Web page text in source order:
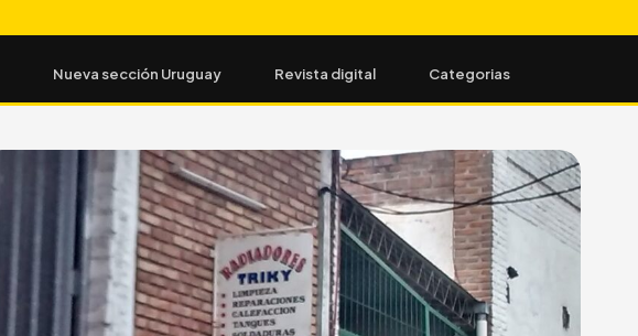
Nueva sección Uruguay Revista digital Categorias